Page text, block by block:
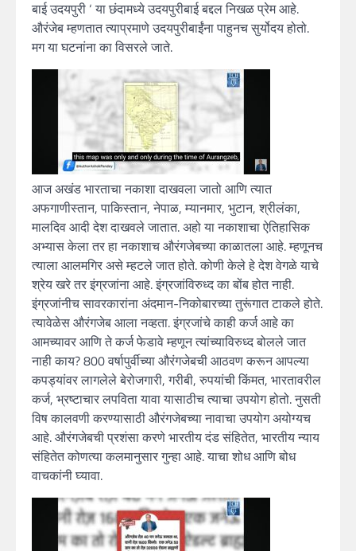
बाई उदयपुरी ‘ या छंदामध्ये उदयपुरीबाई बद्दल निखळ प्रेम आहे.
औरंजेब म्हणतात त्याप्रमाणे उदयपुरीबाईंना पाहुनच सुर्योदय होतो.
मग या घटनांना का विसरले जाते.
आज अखंड भारताचा नकाशा दाखवला जातो आणि त्यात
अफगाणीस्तान, पाकिस्तान, नेपाळ, म्यानमार, भुटान, श्रीलंका,
मालदिव आदी देश दाखवले जातात. अहो या नकाशाचा ऐतिहासिक
अभ्यास केला तर हा नकाशाच औरंगजेबच्या काळातला आहे. म्हणूनच
त्याला आलमगिर असे म्हटले जात होते. कोणी केले हे देश वेगळे याचे
श्रेय खरे तर इंग्रजांना आहे. इंग्रजांविरुध्द का बोंब होत नाही.
इंग्रजांनीच सावरकारांना अंदमान-निकोबारच्या तुरूंगात टाकले होते.
त्यावेळेस औरंगजेब आला नव्हता. इंग्रजांचे काही कर्ज आहे का
आमच्यावर आणि ते कर्ज फेडावे म्हणून त्यांच्याविरुध्द बोलले जात
नाही काय? 800 वर्षापुर्वीच्या औरंगजेबची आठवण करून आपल्या
कपड्यांवर लागलेले बेरोजगारी, गरीबी, रुपयांची किंमत, भारतावरील
कर्ज, भ्रष्टाचार लपविता यावा यासाठीच त्याचा उपयोग होतो. नुसती
विष कालवणी करण्यासाठी औरंगजेबच्या नावाचा उपयोग अयोग्यच
आहे. औरंगजेबची प्रशंसा करणे भारतीय दंड संहितेत, भारतीय न्याय
संहितेत कोणत्या कलमानुसार गुन्हा आहे. याचा शोध आणि बोध
वाचकांनी घ्यावा.